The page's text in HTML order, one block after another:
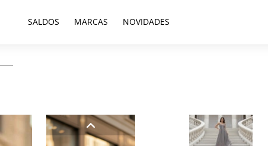
SALDOS MARCAS NOVIDADES